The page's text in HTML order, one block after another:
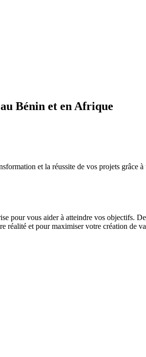
Bénin et en Afrique
et la réussite de vos projets grâce
pour vous aider à atteindre vos objectifs.
réalité et pour maximiser votre création de